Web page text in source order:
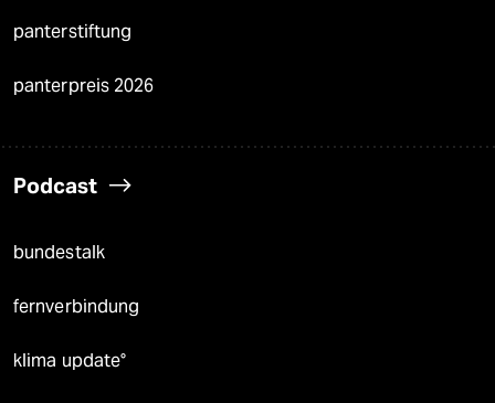
panterstiftung
panterpreis 2026
Podcast
bundestalk
fernverbindung
klima update°